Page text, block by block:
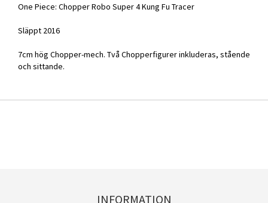
One Piece: Chopper Robo Super 4 Kung Fu Tracer
Släppt 2016
7cm hög Chopper-mech. Två Chopperfigurer inkluderas, stående
och sittande.
INFORMATION